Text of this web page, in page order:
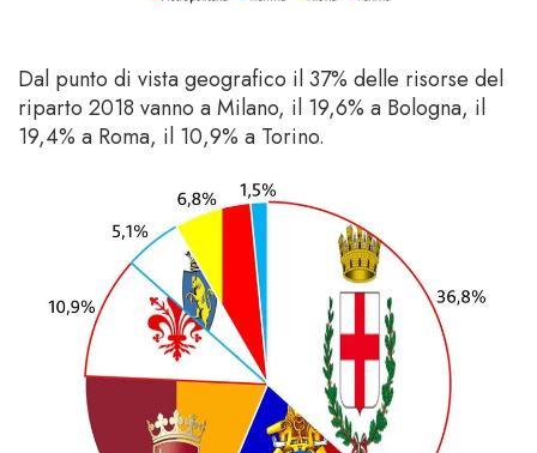
Dal punto di vista geografico il 37% delle risorse del
riparto 2018 vanno a Milano, il 19,6% a Bologna, il
19,4% a Roma, il 10,9% a Torino.